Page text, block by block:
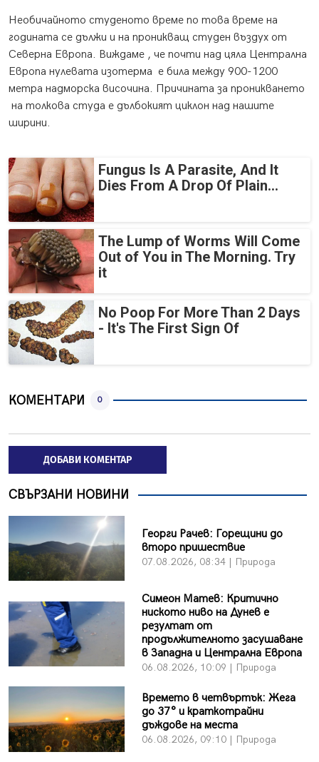
Необичайното студеното време по това време на
годината се дължи и на проникващ студен въздух от
Северна Европа. Виждаме , че почти над цяла Централна
Европа нулевата изотерма е била между 900-1200
метра надморска височина. Причината за проникването
на толкова студа е дълбокият циклон над нашите
ширини.
Fungus Is A Parasite, And It
Dies From A Drop Of Plain...
The Lump of Worms Will Come
Out of You in The Morning. Try
it
No Poop For More Than 2 Days
- It's The First Sign Of
КОМЕНТАРИ 0
ДОБАВИ КОМЕНТАР
СВЪРЗАНИ НОВИНИ
Георги Рачев: Горещини до
второ пришествие
07.08.2026, 08:34 | Природа
Симеон Матев: Критично
ниското ниво на Дунев е
резултат от
продължителното засушаване
в Западна и Централна Европа
06.08.2026, 10:09 | Природа
Времето в четвъртък: Жега
до 37° и краткотрайни
дъждове на места
06.08.2026, 09:10 | Природа